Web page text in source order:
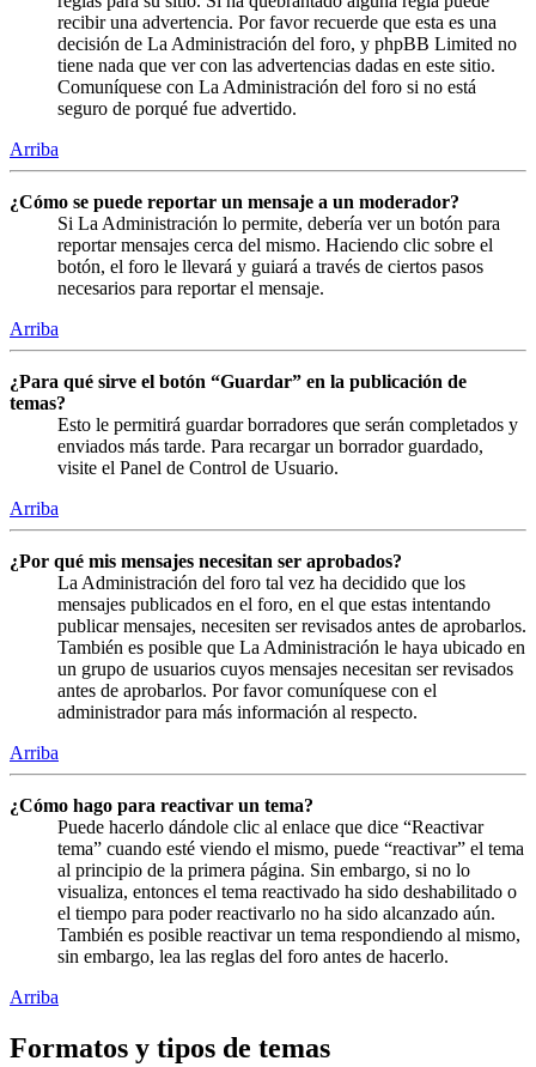
recibir una advertencia. Por favor recuerde que esta es una
decisión de La Administración del foro, y phpBB Limited no
tiene nada que ver con las advertencias dadas en este sitio.
Comuníquese con La Administración del foro si no está
seguro de porqué fue advertido.
Arriba
¿Cómo se puede reportar un mensaje a un moderador?
Si La Administración lo permite, debería ver un botón para
reportar mensajes cerca del mismo. Haciendo clic sobre el
botón, el foro le llevará y guiará a través de ciertos pasos
necesarios para reportar el mensaje.
Arriba
¿Para qué sirve el botón “Guardar” en la publicación de
temas?
Esto le permitirá guardar borradores que serán completados y
enviados más tarde. Para recargar un borrador guardado,
visite el Panel de Control de Usuario.
Arriba
¿Por qué mis mensajes necesitan ser aprobados?
La Administración del foro tal vez ha decidido que los
mensajes publicados en el foro, en el que estas intentando
publicar mensajes, necesiten ser revisados antes de aprobarlos.
También es posible que La Administración le haya ubicado en
un grupo de usuarios cuyos mensajes necesitan ser revisados
antes de aprobarlos. Por favor comuníquese con el
administrador para más información al respecto.
Arriba
¿Cómo hago para reactivar un tema?
Puede hacerlo dándole clic al enlace que dice “Reactivar
tema” cuando esté viendo el mismo, puede “reactivar” el tema
al principio de la primera página. Sin embargo, si no lo
visualiza, entonces el tema reactivado ha sido deshabilitado o
el tiempo para poder reactivarlo no ha sido alcanzado aún.
También es posible reactivar un tema respondiendo al mismo,
sin embargo, lea las reglas del foro antes de hacerlo.
Arriba
Formatos y tipos de temas